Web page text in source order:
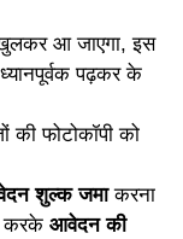
आ जाएगा, इस
पढ़कर के
फोटोकॉपी को
शुल्क जमाकरना
करके आवेदन की